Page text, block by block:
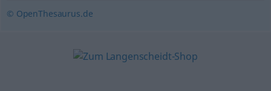
© OpenThesaurus.de